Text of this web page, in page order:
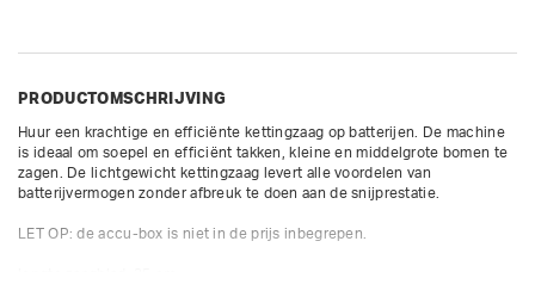
PRODUCTOMSCHRIJVING
Huur een krachtige en efficiënte kettingzaag op batterijen. De machine
is ideaal om soepel en efficiënt takken, kleine en middelgrote bomen te
zagen. De lichtgewicht kettingzaag levert alle voordelen van
batterijvermogen zonder afbreuk te doen aan de snijprestatie.
LET OP: de accu-box is niet in de prijs inbegrepen.